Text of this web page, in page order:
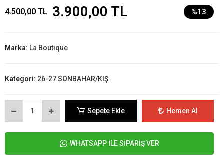
4.500,00 TL 3.900,00 TL %13
Marka: La Boutique
Kategori: 26-27 SONBAHAR/KIŞ
Sepete Ekle Hemen Al
WHATSAPP İLE SİPARİŞ VER